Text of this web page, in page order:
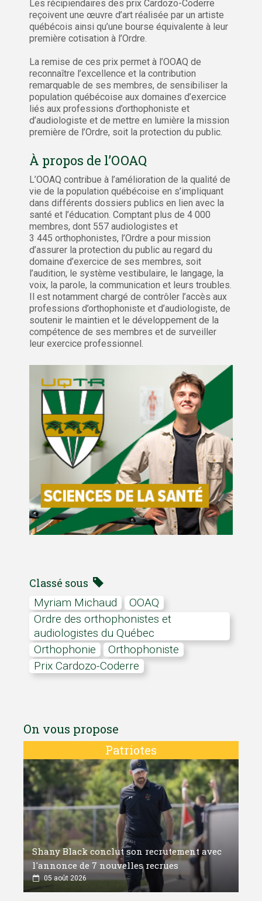
Les récipiendaires des prix Cardozo-Coderre
reçoivent une œuvre d’art réalisée par un artiste
québécois ainsi qu’une bourse équivalente à leur
première cotisation à l’Ordre.
La remise de ces prix permet à l’OOAQ de
reconnaître l’excellence et la contribution
remarquable de ses membres, de sensibiliser la
population québécoise aux domaines d’exercice
liés aux professions d’orthophoniste et
d’audiologiste et de mettre en lumière la mission
première de l’Ordre, soit la protection du public.
À propos de l’OOAQ
L’OOAQ contribue à l’amélioration de la qualité de
vie de la population québécoise en s’impliquant
dans différents dossiers publics en lien avec la
santé et l’éducation. Comptant plus de 4 000
membres, dont 557 audiologistes et
3 445 orthophonistes, l’Ordre a pour mission
d’assurer la protection du public au regard du
domaine d’exercice de ses membres, soit
l’audition, le système vestibulaire, le langage, la
voix, la parole, la communication et leurs troubles.
Il est notamment chargé de contrôler l’accès aux
professions d’orthophoniste et d’audiologiste, de
soutenir le maintien et le développement de la
compétence de ses membres et de surveiller
leur exercice professionnel.
Classé sous
Myriam Michaud
OOAQ
Ordre des orthophonistes et
audiologistes du Québec
Orthophonie
orthophoniste
prix Cardozo-Coderre
On vous propose
Patriotes
Shany Black conclut son recrutement avec
l'annonce de 7 nouvelles recrues
05 août 2026